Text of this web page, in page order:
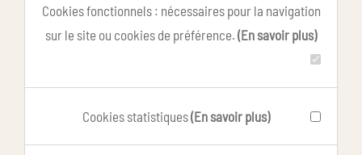
Cookies fonctionnels : nécessaires pour la navigation
sur le site ou cookies de préférence. (En savoir plus)
Cookies statistiques(En savoir plus)